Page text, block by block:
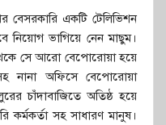
বেসরকারি একটি টেলিভিশন
নিয়োগ ভাগিয়ে নেন মাছুম।
সে আরো বেপোরোয়া হয়ে
নানা অফিসে বেপোরোয়া
চাঁদাবাজিতে অতিষ্ঠ হয়ে
কর্মকর্তা সহ সাধারণ মানুষ।